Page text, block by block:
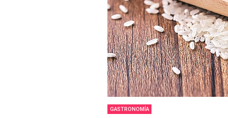
GASTRONOMÍA